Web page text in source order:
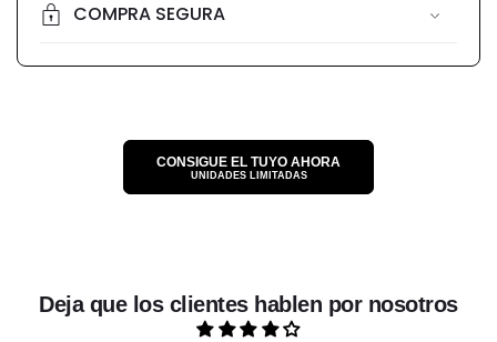
COMPRA SEGURA
CONSIGUE EL TUYO AHORA
UNIDADES LIMITADAS
Deja que los clientes hablen por nosotros